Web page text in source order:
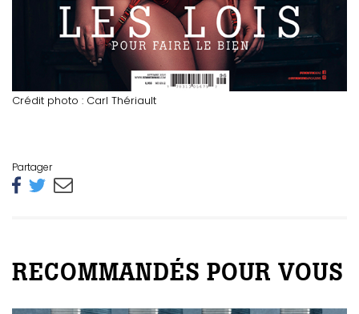
Crédit photo : Carl Thériault
Partager
RECOMMANDÉS POUR VOUS